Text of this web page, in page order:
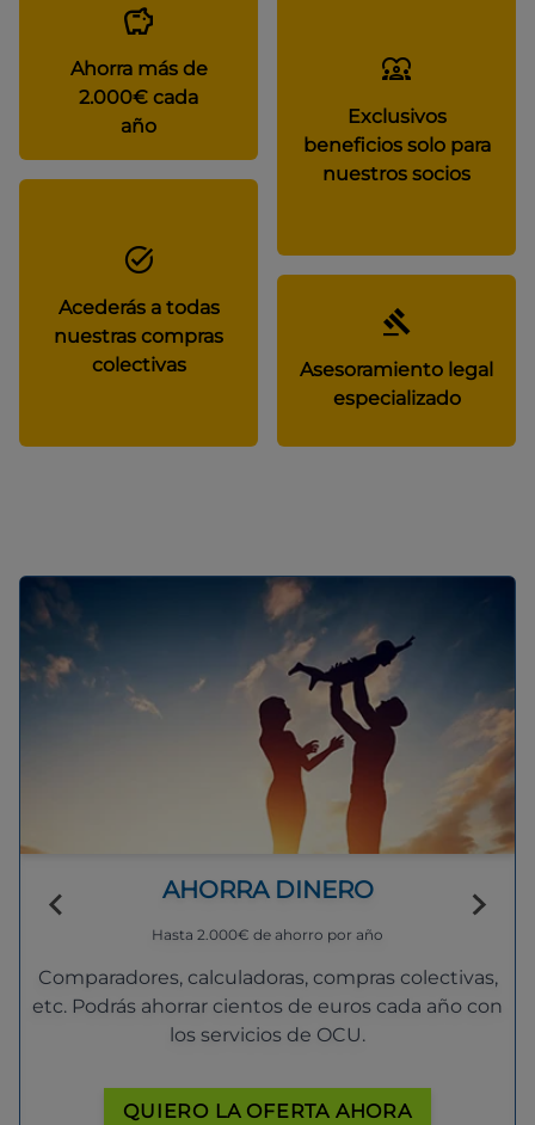
Ahorra más de
2.000€ cada
año
Exclusivos
beneficios solo para
nuestros socios
Acederás a todas
nuestras compras
colectivas
Asesoramiento legal
especializado
AHORRA DINERO
Hasta 2.000€ de ahorro por año
Comparadores, calculadoras, compras colectivas,
etc. Podrás ahorrar cientos de euros cada año con
los servicios de OCU.
QUIERO LA OFERTA AHORA